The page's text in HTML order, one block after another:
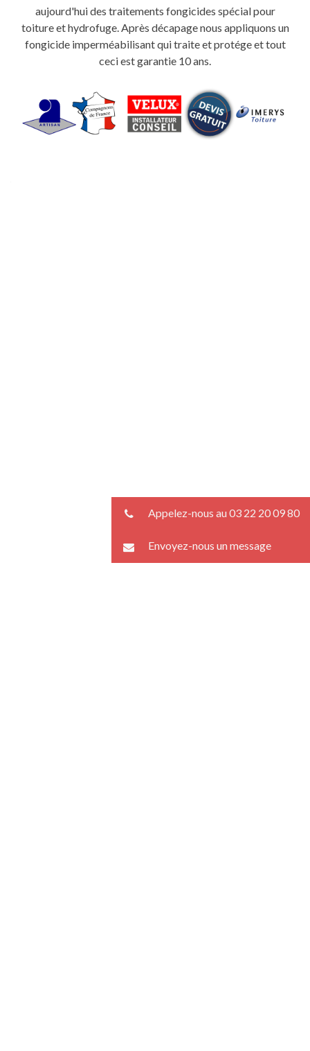
aujourd'hui des traitements fongicides spécial pour
toiture et hydrofuge. Après décapage nous appliquons un
fongicide imperméabilisant qui traite et protége et tout
ceci est garantie 10 ans.
Appelez-nous au 03 22 20 09 80
Envoyez-nous un message